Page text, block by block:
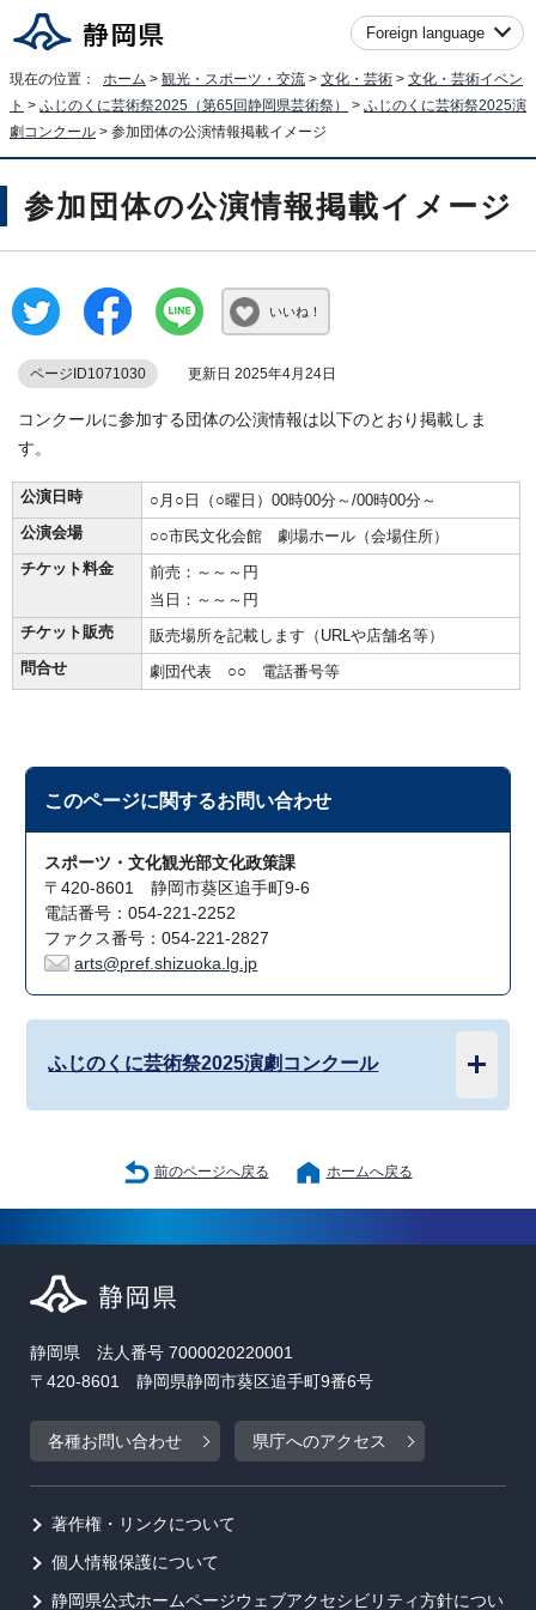
Foreign language
現在の位置： ホーム > 観光・スポーツ・交流 > 文化・芸術 > 文化・芸術イベン
ト > ふじのくに芸術祭2025（第65回静岡県芸術祭） > ふじのくに芸術祭2025演
劇コンクール > 参加団体の公演情報掲載イメージ
参加団体の公演情報掲載イメージ
いいね！
ページID1071030 更新日 2025年4月24日
コンクールに参加する団体の公演情報は以下のとおり掲載しま
す。
公演日時
○月○日（○曜日）00時00分～/00時00分～
公演会場
○○市民文化会館 劇場ホール（会場住所）
チケット料金
前売：～～～円
当日：～～～円
チケット販売
販売場所を記載します（URLや店舗名等）
問合せ
劇団代表 ○○ 電話番号等
このページに関するお問い合わせ
スポーツ・文化観光部文化政策課
〒420-8601 静岡市葵区追手町9-6
電話番号：054-221-2252
ファクス番号：054-221-2827
arts@pref.shizuoka.lg.jp
ふじのくに芸術祭2025演劇コンクール
前のページへ戻る ホームへ戻る
静岡県 法人番号 7000020220001
〒420-8601 静岡県静岡市葵区追手町9番6号
各種お問い合わせ 県庁へのアクセス
著作権・リンクについて
個人情報保護について
静岡県公式ホームページウェブアクセシビリティ方針につい